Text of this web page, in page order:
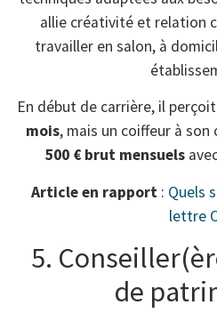
allie créativité et relation
travailler en salon, à
En début de carrière, il
mois, mais un coiffeur à
500 € brut mensuels
Article en rapport: Quels
lettre
5.
de